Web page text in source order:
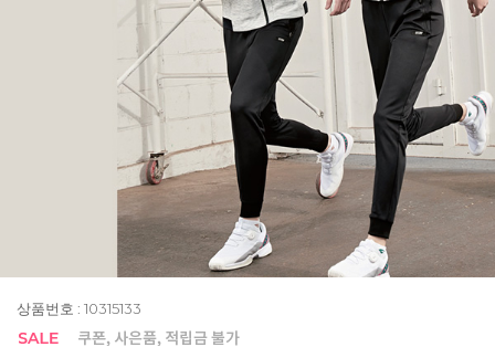
상품번호 : 10315133